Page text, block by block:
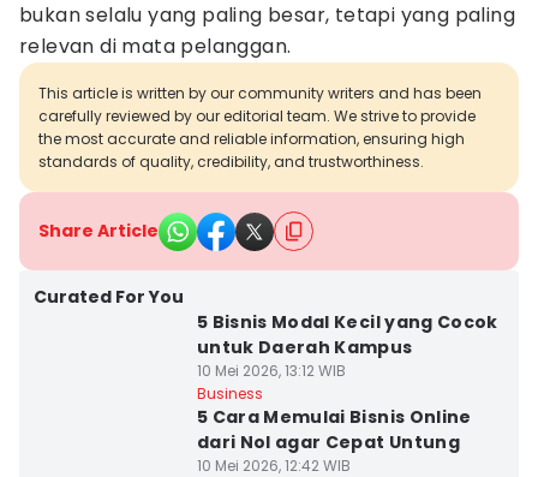
bukan selalu yang paling besar, tetapi yang paling
relevan di mata pelanggan.
This article is written by our community writers and has been
carefully reviewed by our editorial team. We strive to provide
the most accurate and reliable information, ensuring high
standards of quality, credibility, and trustworthiness.
Share Article
Curated For You
5 Bisnis Modal Kecil yang Cocok
untuk Daerah Kampus
10 Mei 2026, 13:12 WIB
Business
5 Cara Memulai Bisnis Online
dari Nol agar Cepat Untung
10 Mei 2026, 12:42 WIB